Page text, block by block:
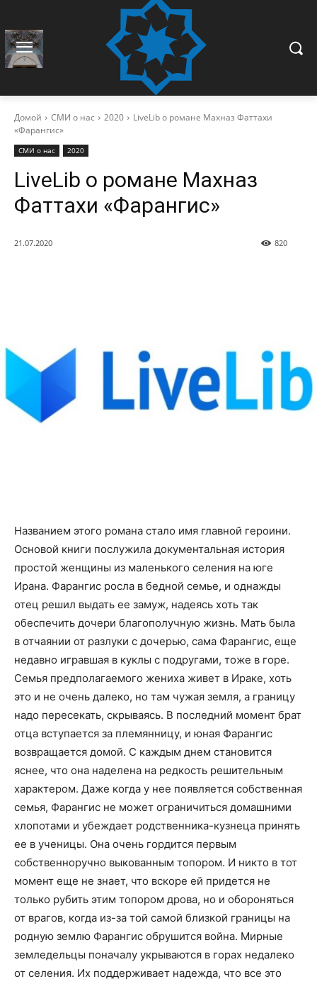
Домой СМИ о нас 2020
LiveLib о романе Махназ Фаттахи
«Фарангис»
СМИ о нас 2020
LiveLib о романе Махназ
Фаттахи «Фарангис»
21.07.2020 820
Названием этого романа стало имя главной героини.
Основой книги послужила документальная история
простой женщины из маленького селения на юге
Ирана. Фарангис росла в бедной семье, и однажды
отец решил выдать ее замуж, надеясь хоть так
обеспечить дочери благополучную жизнь. Мать была
в отчаянии от разлуки с дочерью, сама Фарангис, еще
недавно игравшая в куклы с подругами, тоже в горе.
Семья предполагаемого жениха живет в Ираке, хоть
это и не очень далеко, но там чужая земля, а границу
надо пересекать, скрываясь. В последний момент брат
отца вступается за племянницу, и юная Фарангис
возвращается домой. С каждым днем становится
яснее, что она наделена на редкость решительным
характером. Даже когда у нее появляется собственная
семья, Фарангис не может ограничиться домашними
хлопотами и убеждает родственника-кузнеца принять
ее в ученицы. Она очень гордится первым
собственноручно выкованным топором. И никто в тот
момент еще не знает, что вскоре ей придется не
только рубить этим топором дрова, но и обороняться
от врагов, когда из-за той самой близкой границы на
родную землю Фарангис обрушится война. Мирные
земледельцы поначалу укрываются в горах недалеко
от селения. Их поддерживает надежда, что все это